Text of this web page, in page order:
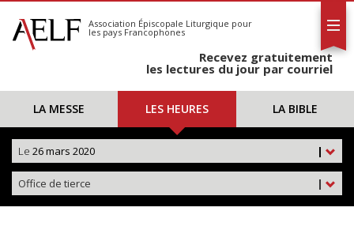
S'abonner
Calendrier
Association Épiscopale Liturgique pour
les pays Francophones
Recevez gratuitement
les lectures du jour par courriel
LA MESSE LES HEURES LA BIBLE
|
Le 26 mars 2020
|
Office de tierce